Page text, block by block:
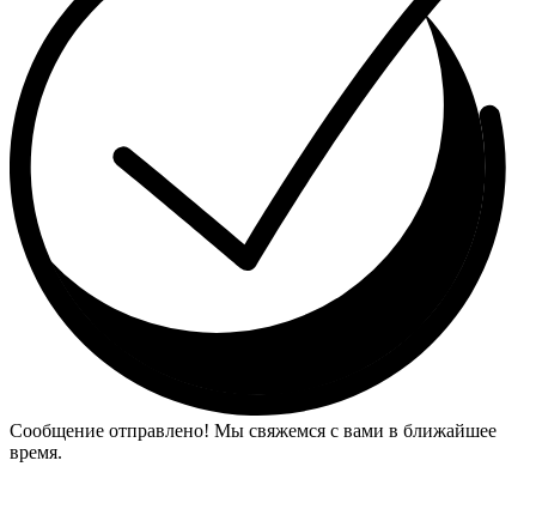
Сообщение отправлено! Мы свяжемся с вами в ближайшее
время.